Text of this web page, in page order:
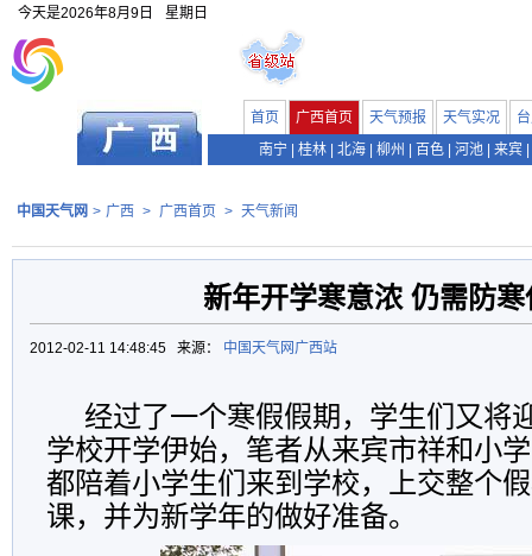
今天是2026年8月9日 星期日
首页 广西首页 天气预报 天气实况
南宁
桂林 北海 柳州 百色 河池 来宾
中国天气网 > 广西 > 广西首页 > 天气新闻
新年开学寒意浓 仍需防寒
2012-02-11 14:48:45 来源： 中国天气网广西站
经过了一个寒假假期，学生们又将
学校开学伊始，笔者从来宾市祥和小
都陪着小学生们来到学校，上交整个
课，并为新学年的做好准备。